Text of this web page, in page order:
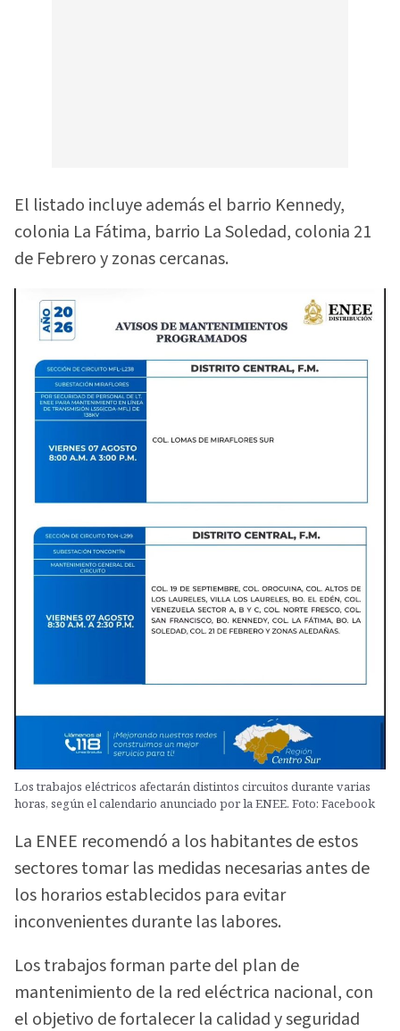
El listado incluye además el barrio Kennedy,
colonia La Fátima, barrio La Soledad, colonia 21
de Febrero y zonas cercanas.
Los trabajos eléctricos afectarán distintos circuitos durante varias
horas, según el calendario anunciado por la ENEE. Foto: Facebook
La ENEE recomendó a los habitantes de estos
sectores tomar las medidas necesarias antes de
los horarios establecidos para evitar
inconvenientes durante las labores.
Los trabajos forman parte del plan de
mantenimiento de la red eléctrica nacional, con
el objetivo de fortalecer la calidad y seguridad